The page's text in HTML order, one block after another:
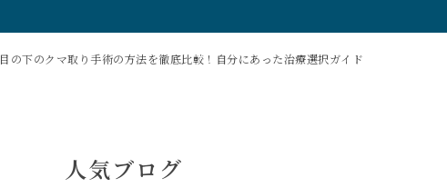
目の下のクマ取り手術の方法を徹底比較！自分にあった治療選択ガイド
人気ブログ